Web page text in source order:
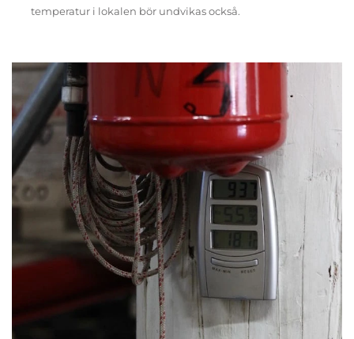
temperatur i lokalen bör undvikas också.